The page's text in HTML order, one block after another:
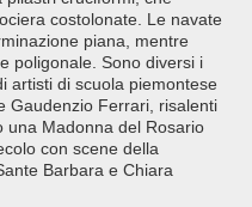
costolonate. Le navate
piana, mentre
poligonale. Sono diversi i
artisti di scuola piemontese
Gaudenzio Ferrari, risalenti
una Madonna del Rosario
con scene della
Barbara e Chiara